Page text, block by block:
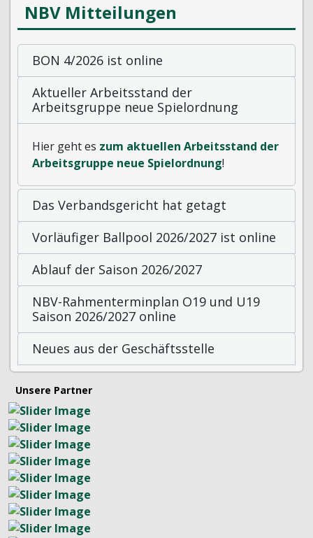
NBV Mitteilungen
BON 4/2026 ist online
Aktueller Arbeitsstand der
Arbeitsgruppe neue Spielordnung
Hier geht es zum aktuellen Arbeitsstand der
Arbeitsgruppe neue Spielordnung!
Das Verbandsgericht hat getagt
Vorläufiger Ballpool 2026/2027 ist online
Ablauf der Saison 2026/2027
NBV-Rahmenterminplan O19 und U19
Saison 2026/2027 online
Neues aus der Geschäftsstelle
Unsere Partner